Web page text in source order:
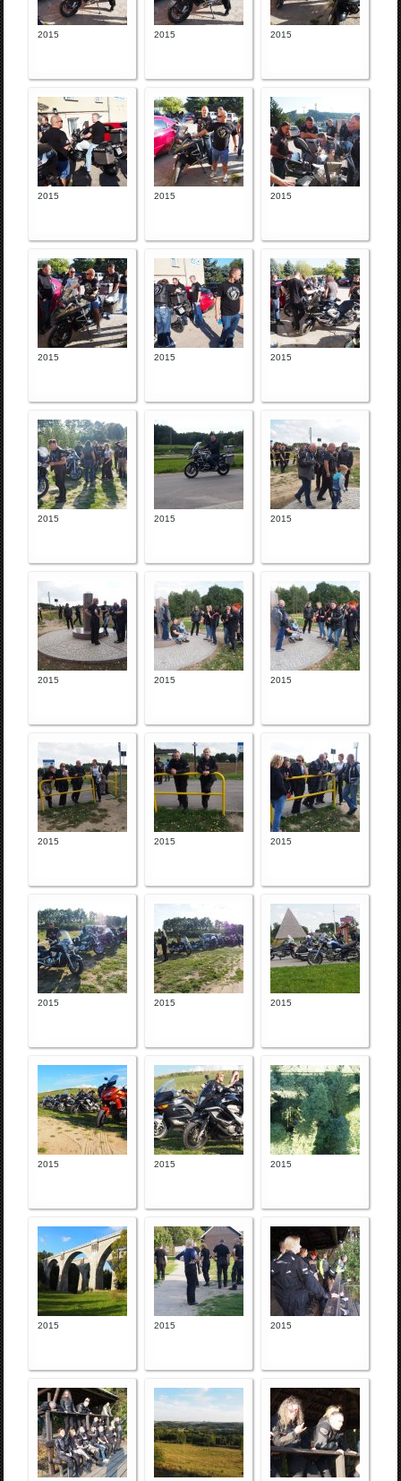
2015 2015 2015
2015 2015 2015
2015 2015 2015
2015 2015 2015
2015 2015 2015
2015 2015 2015
2015 2015 2015
2015 2015 2015
2015 2015 2015